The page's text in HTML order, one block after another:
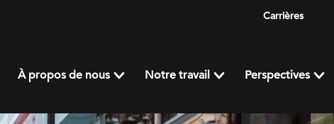
Carrières
À propos de nous Notre travail Perspectives